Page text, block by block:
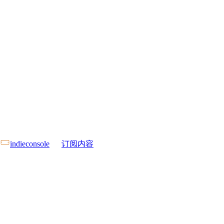
indieconsole 订阅内容